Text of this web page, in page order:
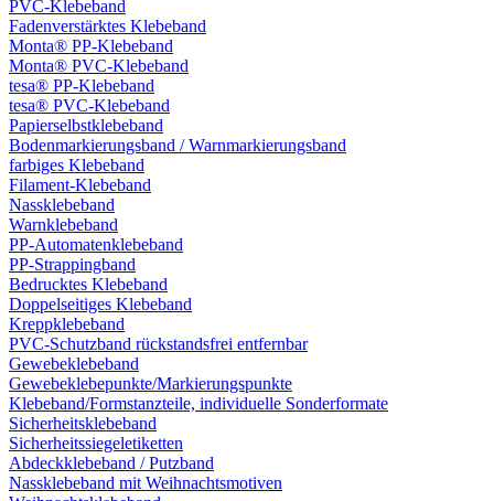
PVC-Klebeband
Fadenverstärktes Klebeband
Monta® PP-Klebeband
Monta® PVC-Klebeband
tesa® PP-Klebeband
tesa® PVC-Klebeband
Papierselbstklebeband
Bodenmarkierungsband / Warnmarkierungsband
farbiges Klebeband
Filament-Klebeband
Nassklebeband
Warnklebeband
PP-Automatenklebeband
PP-Strappingband
Bedrucktes Klebeband
Doppelseitiges Klebeband
Kreppklebeband
PVC-Schutzband rückstandsfrei entfernbar
Gewebeklebeband
Gewebeklebepunkte/Markierungspunkte
Klebeband/Formstanzteile, individuelle Sonderformate
Sicherheitsklebeband
Sicherheitssiegeletiketten
Abdeckklebeband / Putzband
Nassklebeband mit Weihnachtsmotiven